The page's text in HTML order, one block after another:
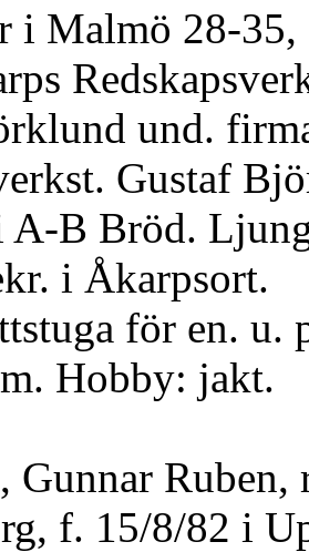
i Malmö 28-35,
und.
Gustaf
A-B Bröd.
i Åkarpsort.
för en. u.
Hobby: jakt.
Ruben,
f. 15/8/82 i